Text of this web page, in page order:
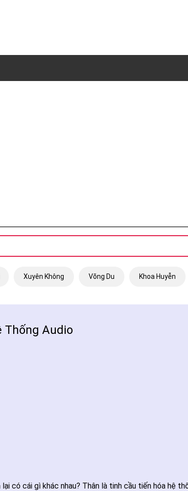
Xuyên Không Võng Du Khoa Huyễn
Thống Audio
có cái gì khác nhau? Thân là tinh cầu tiến hóa hệ